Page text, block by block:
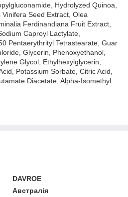
Hydrolyzed Quinoa,
Seed Extract, Olea
Ferdinandiana Fruit Extract,
Caproyl Lactylate,
Pentaerythrityl Tetrastearate, Guar
Glycerin, Phenoxyethanol,
Glycol, Ethylhexylglycerin,
Potassium Sorbate, Citric Acid,
Diacetate, Alpha-Isomethyl
DAVROE
Австралія